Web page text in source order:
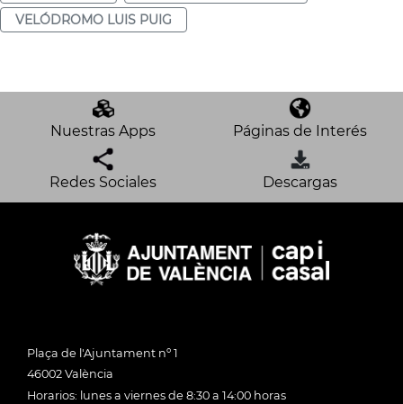
VELÓDROMO LUIS PUIG
Nuestras Apps Páginas de Interés
Redes Sociales Descargas
Plaça de l'Ajuntament nº 1
46002 València
Horarios: lunes a viernes de 8:30 a 14:00 horas